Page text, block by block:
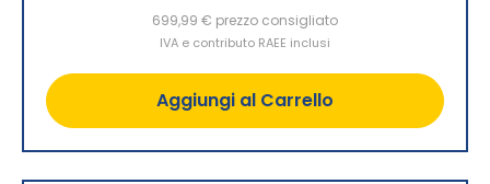
699,99 € prezzo consigliato
IVA e contributo RAEE inclusi
Aggiungi al Carrello